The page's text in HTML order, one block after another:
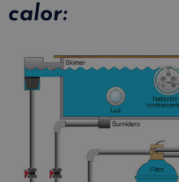
calor: